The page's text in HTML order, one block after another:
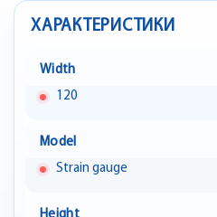
ХАРАКТЕРИСТИКИ
Width
120
Model
Strain gauge